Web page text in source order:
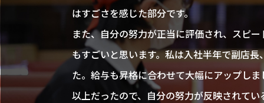
はすごさを感じた部分です。
また、自分の努力が正当に評価され、スピ
もすごいと思います。私は入社半年で副店
た。給与も昇格に合わせて大幅にアップし
以上だったので、自分の努力が反映されて